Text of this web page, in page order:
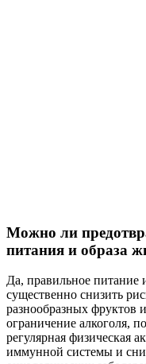
Можно ли
питания и образа
Да, правильное питание
существенно снизить
разнообразных фруктов
ограничение алкоголя,
регулярная физическая
иммунной системы и